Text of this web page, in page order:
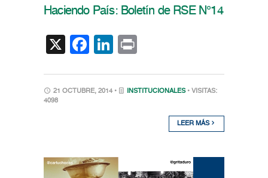
Haciendo País: Boletín de RSE N°14
X Facebook
LinkedIn
21 OCTUBRE, 2014 • INSTITUCIONALES • VISITAS:
4098
LEER MÁS